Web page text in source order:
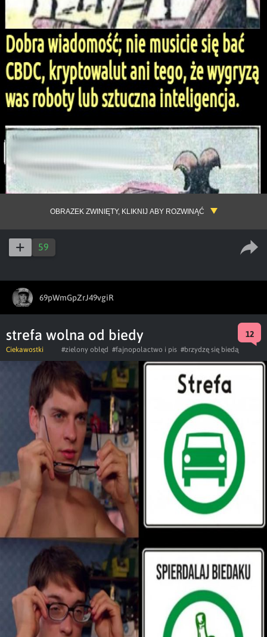
OBRAZEK ZWINIĘTY, KLIKNIJ ABY ROZWINĄĆ
59
69pWmGpZrJ49vgiR
strefa wolna od biedy 12
Ciekawostki #zielony obłęd #fajnopolactwo i pis #brzydzę się biedą